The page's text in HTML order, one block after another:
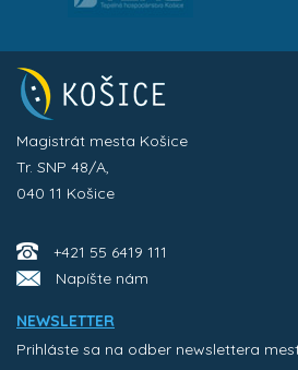
Magistrát mesta Košice
Tr. SNP 48/A,
040 11 Košice
+421 55 6419 111
Napíšte nám
NEWSLETTER
Prihláste sa na odber newslettera